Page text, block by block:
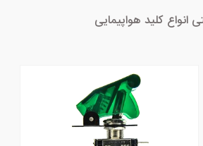
کلید هواپیمایی